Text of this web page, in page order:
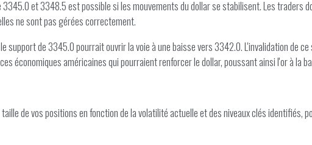
et 3348.5 est possible si les mouvements du dollar se stabilisent. Les traders
ne sont pas gérées correctement.
de 3345.0 pourrait ouvrir la voie à une baisse vers 3342.0. L'invalidation de
économiques américaines qui pourraient renforcer le dollar, poussant ainsi l'or à la
de vos positions en fonction de la volatilité actuelle et des niveaux clés identifiés,